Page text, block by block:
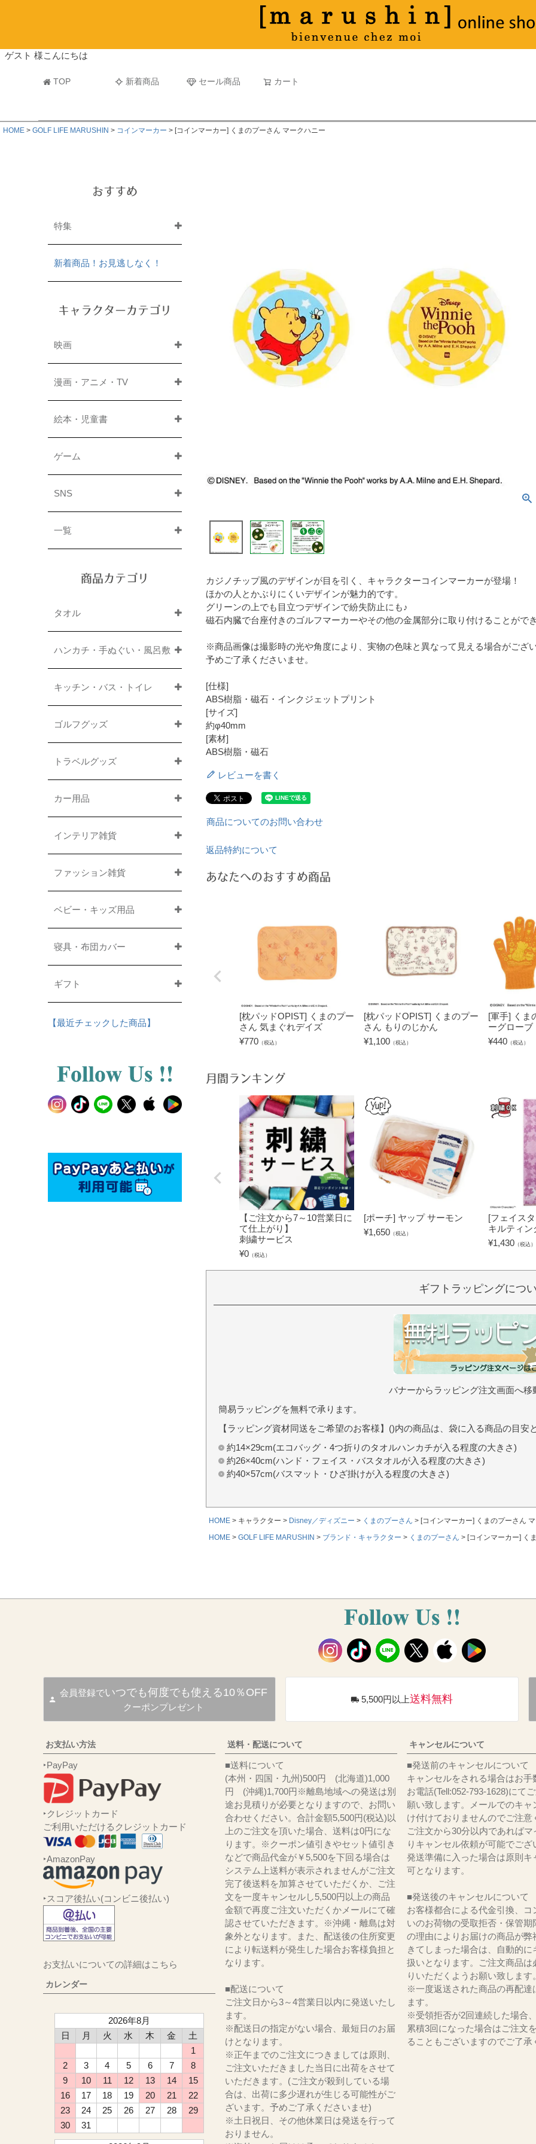
ゲスト 様こんにちは
TOP 新着商品 セール商品 カート
マフラータオル
並び順
新着順
古い順 価格が
HOME GOLF LIFE MARUSHIN コインマーカー [コインマーカー] くまのプーさん マークハニー
おすすめ
特集
新着商品！お見逃しなく！
キャラクターカテゴリ
映画
漫画・アニメ・TV
絵本・児童書
ゲーム
SNS
一覧
商品カテゴリ
タオル
ハンカチ・手ぬぐい・風呂敷
キッチン・バス・トイレ
ゴルフグッズ
トラベルグッズ
カー用品
インテリア雑貨
ファッション雑貨
ベビー・キッズ用品
寝具・布団カバー
ギフト
【最近チェックした商品】
カジノチップ風のデザインが目を引く、キャラクターコインマーカーが登場！
ほかの人とかぶりにくいデザインが魅力的です。
グリーンの上でも目立つデザインで紛失防止にも♪
磁石内臓で台座付きのゴルフマーカーやその他の金属部分に取り付けることができ
※商品画像は撮影時の光や角度により、実物の色味と異なって見える場合がござい
予めご了承くださいませ。
[仕様]
ABS樹脂・磁石・インクジェットプリント
[サイズ]
約φ40mm
[素材]
ABS樹脂・磁石
レビューを書く
商品についてのお問い合わせ
返品特約について
あなたへのおすすめ商品
[枕パッドOPIST] くまのプー
さん 気まぐれデイズ
¥770 （税込）
[枕パッドOPIST] くまのプー
さん もりのじかん
¥1,100 （税込）
[軍手] くま
ーグローブ
¥440 （税込）
月間ランキング
【ご注文から7～10営業日に
て仕上がり】
刺繍サービス
¥0 （税込）
[ポーチ] ヤップ サーモン
¥1,650 （税込）
[フェイス
キルティン
¥1,430 （税込）
ギフトラッピングにつ
バナーからラッピング注文画面へ移
簡易ラッピングを無料で承ります。
【ラッピング資材同送をご希望のお客様】()内の商品は、袋に入る商品の目安
約14×29cm(エコバッグ・4つ折りのタオルハンカチが入る程度の大きさ)
約26×40cm(ハンド・フェイス・バスタオルが入る程度の大きさ)
約40×57cm(バスマット・ひざ掛けが入る程度の大きさ)
HOME キャラクター Disney／ディズニー くまのプーさん
[コインマーカー] くまのプーさん
HOME
GOLF LIFE MARUSHIN ブランド・キャラクター くまのプーさん [コインマーカー] く
会員登録でいつでも何度でも使える10％OFF
クーポンプレゼント
5,500円以上送料無料
お支払い方法
‣PayPay
‣クレジットカード
ご利用いただけるクレジットカード
‣AmazonPay
‣スコア後払い(コンビニ後払い)
お支払いについての詳細はこちら
カレンダー
2026年8月
日
月 火 水 木 金
土
1
2
3 4 5 6 7
8
9
10 11 12 13 14
15
16
17 18 19 20 21
22
23
24 25 26 27 28
29
30
31
送料・配送について
■送料について
(本州・四国・九州)500円 (北海道)1,000
円 (沖縄)1,700円※離島地域への発送は別
途お見積りが必要となりますので、お問い
合わせください。合計金額5,500円(税込)以
上のご注文を頂いた場合、送料は0円にな
ります。※クーポン値引きやセット値引き
などで商品代金が￥5,500を下回る場合は
システム上送料が表示されませんがご注文
完了後送料を加算させていただくか、ご注
文を一度キャンセルし5,500円以上の商品
金額で再度ご注文いただくかメールにて確
認させていただきます。※沖縄・離島は対
象外となります。また、配送後の住所変更
により転送料が発生した場合お客様負担と
なります。
■配送について
ご注文日から3～4営業日以内に発送いたし
ます。
※配送日の指定がない場合、最短日のお届
けとなります。
※正午までのご注文につきましては原則、
ご注文いただきました当日に出荷をさせて
いただきます。(ご注文が殺到している場
合は、出荷に多少遅れが生じる可能性がご
ざいます。予めご了承くださいませ)
※土日祝日、その他休業日は発送を行って
おりません。
キャンセルについて
■発送前のキャンセルについて
キャンセルをされる場合はお手
お電話(Tell:052-793-1628)にて
願い致します。メールでのキャ
け付けておりませんのでご注意
ご注文から30分以内であればマ
りキャンセル依頼が可能でござ
発送準備に入った場合は原則キ
可となります。
■発送後のキャンセルについて
お客様都合による代金引換、コ
いのお荷物の受取拒否・保管期
の理由によりお届けの商品が弊
きてしまった場合は、自動的に
扱いとなります。ご注文商品は
りいただくようお願い致します。
※一度返送された商品の再配達
ます。
※受領拒否が2回連続した場合
累積3回になった場合はご注文
ることもございますのでご了承